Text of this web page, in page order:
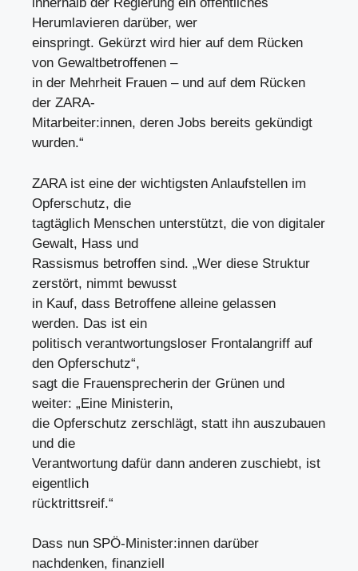
Herumlavieren darüber, wer
einspringt. Gekürzt wird hier auf dem Rücken
von Gewaltbetroffenen –
in der Mehrheit Frauen – und auf dem Rücken
der ZARA-
Mitarbeiter:innen, deren Jobs bereits gekündigt
wurden.“
ZARA ist eine der wichtigsten Anlaufstellen im
Opferschutz, die
tagtäglich Menschen unterstützt, die von digitaler
Gewalt, Hass und
Rassismus betroffen sind. „Wer diese Struktur
zerstört, nimmt bewusst
in Kauf, dass Betroffene alleine gelassen
werden. Das ist ein
politisch verantwortungsloser Frontalangriff auf
den Opferschutz“,
sagt die Frauensprecherin der Grünen und
weiter: „Eine Ministerin,
die Opferschutz zerschlägt, statt ihn auszubauen
und die
Verantwortung dafür dann anderen zuschiebt, ist
eigentlich
rücktrittsreif.“
Dass nun SPÖ-Minister:innen darüber
nachdenken, finanziell